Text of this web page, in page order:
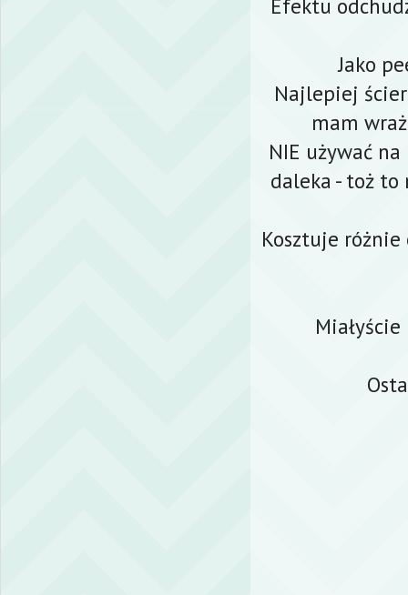
Efektu
Jako
Najlepiej
mam
NIE używać
daleka - toż to
Kosztuje różnie